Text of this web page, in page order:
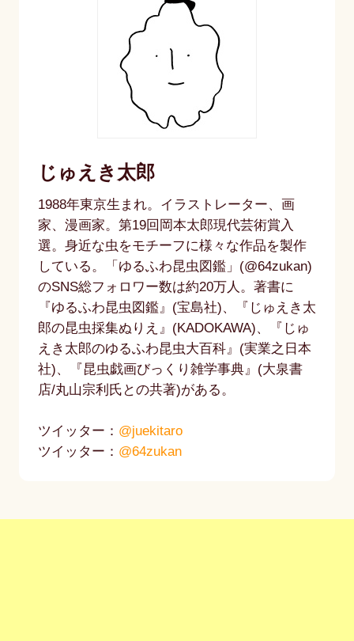
じゅえき太郎
1988年東京生まれ。イラストレーター、画
家、漫画家。第19回岡本太郎現代芸術賞入
選。身近な虫をモチーフに様々な作品を製作
している。「ゆるふわ昆虫図鑑」(@64zukan)
のSNS総フォロワー数は約20万人。著書に
『ゆるふわ昆虫図鑑』(宝島社)、『じゅえき太
郎の昆虫採集ぬりえ』(KADOKAWA)、『じゅ
えき太郎のゆるふわ昆虫大百科』(実業之日本
社)、『昆虫戯画びっくり雑学事典』(大泉書
店/丸山宗利氏との共著)がある。
ツイッター： @juekitaro
ツイッター： @64zukan